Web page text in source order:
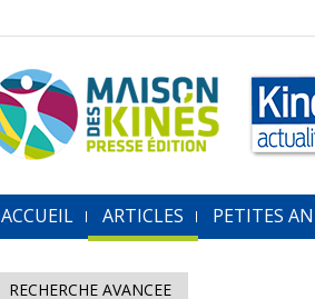
ACCUEIL ARTICLES PETITES
RECHERCHE AVANCEE